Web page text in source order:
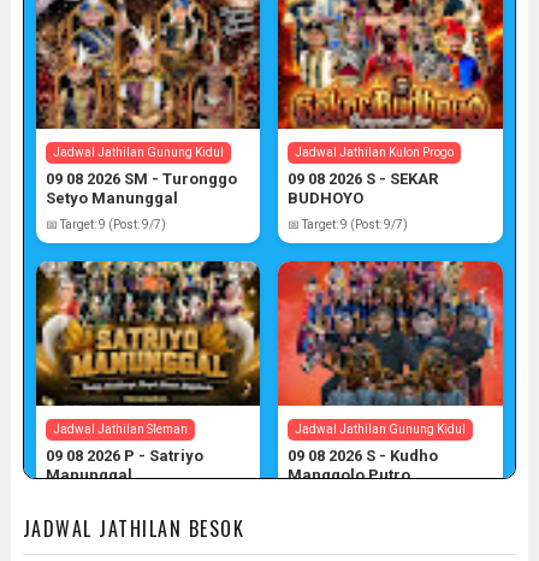
Jadwal Jathilan Gunung Kidul
09 08 2026 SM - Turonggo
Setyo Manunggal
📅 Target: 9 (Post: 9/7)
Jadwal Jathilan Kulon Progo
09 08 2026 S - SEKAR
BUDHOYO
📅 Target: 9 (Post: 9/7)
Jadwal Jathilan Sleman
09 08 2026 P - Satriyo
Manunggal
Jadwal Jathilan Gunung Kidul
09 08 2026 S - Kudho
Manggolo Putro
JADWAL JATHILAN BESOK